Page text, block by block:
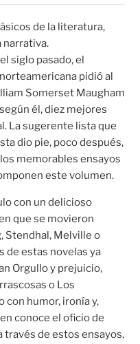
de la literatura,
narrativa.
siglo pasado, el
pidió al
Somerset Maugham
él, diez mejores
La sugerente lista que
dio pie, poco después,
memorables ensayos
este volumen.
con un delicioso
que se movieron
Stendhal, Melville o
de estas novelas ya
Orgullo y prejuicio,
o Los
con humor, ironía y,
conoce el oficio de
través de estos ensayos,